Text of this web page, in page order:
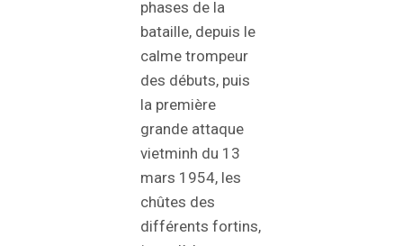
phases de la
bataille, depuis le
calme trompeur
des débuts, puis
la première
grande attaque
vietminh du 13
mars 1954, les
chûtes des
différents fortins,